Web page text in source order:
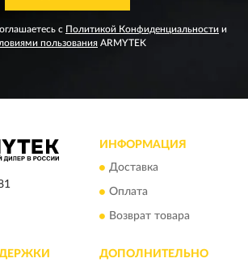
с Политикой Конфиденциальности и
пользования ARMYTEK
ИНФОРМАЦИЯ
Доставка
Оплата
Возврат товара
ДОПОЛНИТЕЛЬНО